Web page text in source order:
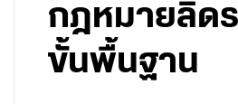
กฎหมายลิด
ขั้นพื้นฐาน